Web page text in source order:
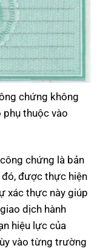
chứng không
phụ thuộc vào
chứng là bản
được thực hiện
xác thực này giúp
dịch hành
hiệu lực của
vào từng trường